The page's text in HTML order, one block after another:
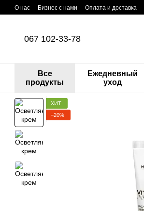
Перейти к основному контенту
О нас Бизнес с нами Оплата и доставка
067 102-33-78
Все
продукты
Ежедневный
уход
ХИТ
−20%